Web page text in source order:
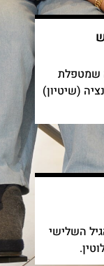
שמטפלת
(שיטיון)
השלישי